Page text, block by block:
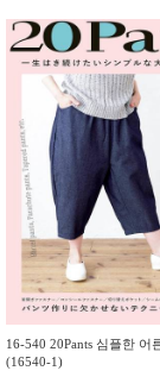
16-540 20Pants 심플한 어른 팬츠 만드는 법
(16540-1)